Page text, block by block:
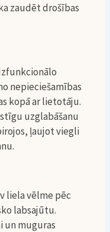
zaudēt drošības
nepieciešamības
kopā ar lietotāju.
uzglabāšanu
ļaujot viegli
liela vēlme pēc
labsajūtu.
un muguras